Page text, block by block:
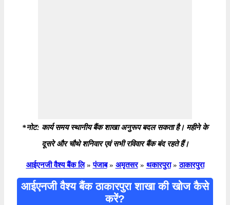
*नोट: कार्य समय स्थानीय बैंक शाखा अनुरूप बदल सकता है। महीने के
दूसरे और चौथे शनिवार एवं सभी रविवार बैंक बंद रहते हैं।
आईएनजी वैश्य बैंक लि » पंजाब » अमृतसर » थकारपुरा » ठाकारपुरा
आईएनजी वैश्य बैंक ठाकारपुरा शाखा की खोज कैसे
करें?